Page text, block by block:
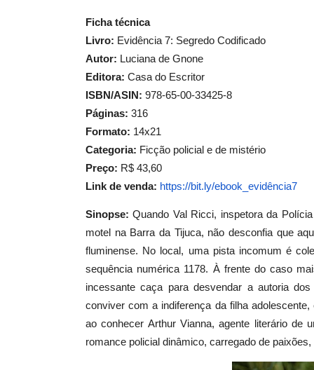
Ficha técnica
Livro: Evidência 7: Segredo Codificado
Autor: Luciana de Gnone
Editora: Casa do Escritor
ISBN/ASIN: 978-65-00-33425-8
Páginas: 316
Formato: 14x21
Categoria: Ficção policial e de mistério
Preço: R$ 43,60
Link de venda: https://bit.ly/ebook_ evidência7
Sinopse:Quando Val Ricci, inspetora da
motel na Barra da Tijuca, não desconfia que
fluminense. No local, uma pista incomum é
sequência numérica 1178. À frente do caso
incessante caça para desvendar a autoria
conviver com a indiferença da filha
ao conhecer Arthur Vianna, agente literário de
romance policial dinâmico, carregado de